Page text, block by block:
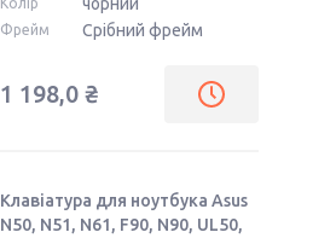
Фрейм Срібний фрейм
1 198,0 ₴
Клавіатура для ноутбука Asus
N50, N51, N61, F90, N90, UL50,